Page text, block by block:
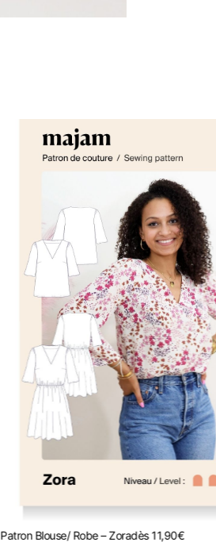
Patron Blouse/ Robe – Zoradès11,90€